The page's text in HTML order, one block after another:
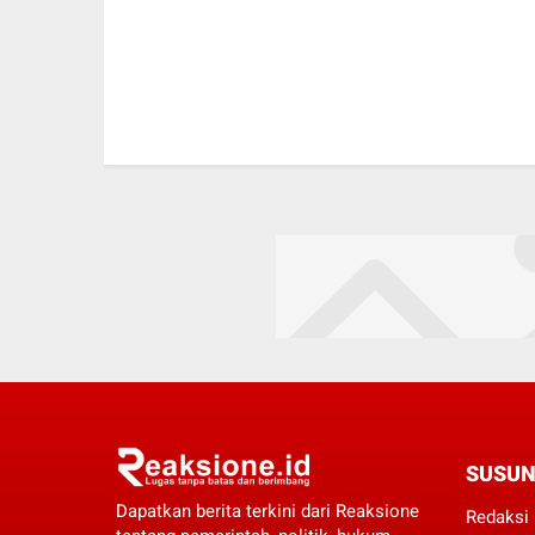
Dapatkan berita terkini dari Reaksione
Redaksi